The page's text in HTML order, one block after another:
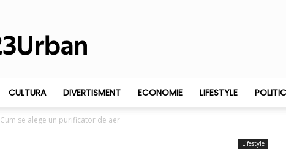
CULTURA DIVERTISMENT ECONOMIE LIFESTYLE
Cum se alege un purificator de aer
Lifestyle